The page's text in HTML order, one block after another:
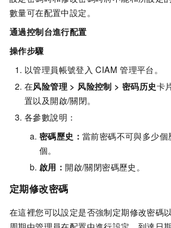
數量可在配置中設定。
通過控制台進行配置
操作步驟
以管理員帳號登入 CIAM 管理平台。
在风险管理 > 风险控制 >密码历史卡
置以及開啟/關閉。
各參數說明：
密碼歷史： 當前密碼不可與多少
個。
啟用：開啟/關閉密碼歷史。
定期修改密碼
在這裡您可以設定是否強制定期修改密碼